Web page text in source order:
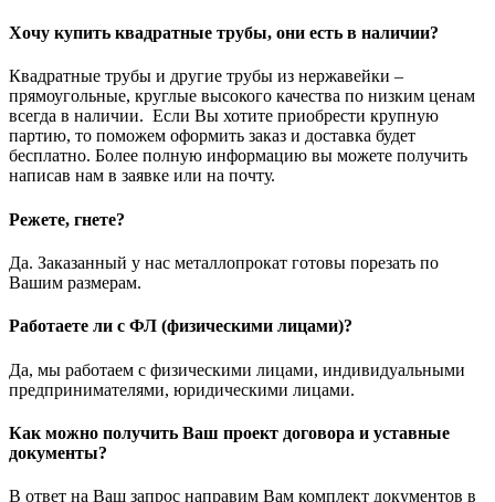
Хочу купить квадратные трубы, они есть в наличии?
Квадратные трубы и другие трубы из нержавейки –
прямоугольные, круглые высокого качества по низким ценам
всегда в наличии. Если Вы хотите приобрести крупную
партию, то поможем оформить заказ и доставка будет
бесплатно. Более полную информацию вы можете получить
написав нам в заявке или на почту.
Режете, гнете?
Да. Заказанный у нас металлопрокат готовы порезать по
Вашим размерам.
Работаете ли с ФЛ (физическими лицами)?
Да, мы работаем с физическими лицами, индивидуальными
предпринимателями, юридическими лицами.
Как можно получить Ваш проект договора и уставные
документы?
В ответ на Ваш запрос направим Вам комплект документов в